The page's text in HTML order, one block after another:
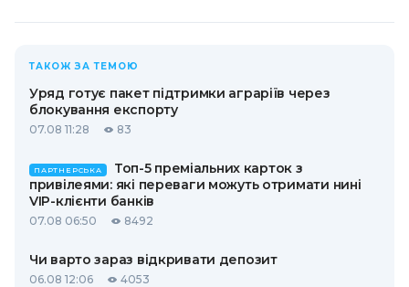
ТАКОЖ ЗА ТЕМОЮ
Уряд готує пакет підтримки аграріїв через
блокування експорту
07.08 11:28 83
ПАРТНЕРСЬКА
Топ-5 преміальних карток з
привілеями: які переваги можуть отримати нині
VIP-клієнти банків
07.08 06:50 8492
Чи варто зараз відкривати депозит
06.08 12:06 4053